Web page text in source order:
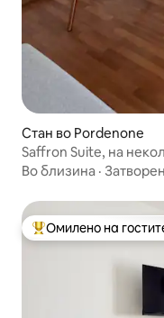
Стан во Pordenone
Saffron Suite, на
станицата
Во близина ·
Меѓу најуспешните
Омилено на